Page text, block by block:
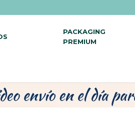
PACKAGING
PREMIUM